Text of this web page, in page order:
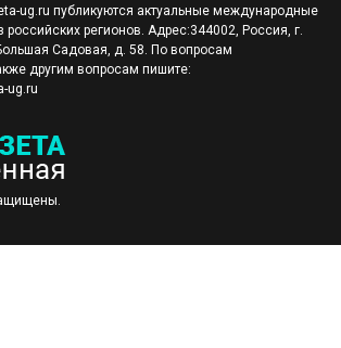
ug.ru публикуются актуальные международные
российских регионов. Адрес:344002, Россия, г.
Садовая, д. 58. По вопросам
другим вопросам пишите:
ug.ru